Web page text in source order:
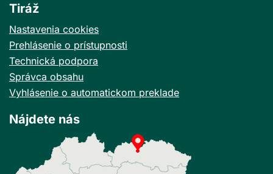
Tiráž
Nastavenia cookies
Prehlásenie o prístupnosti
Technická podpora
Správca obsahu
Vyhlásenie o automatickom preklade
Nájdete nás